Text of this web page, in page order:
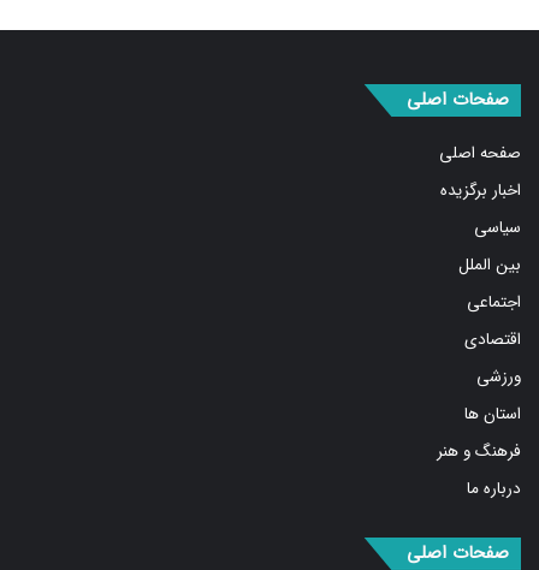
صفحات اصلی
صفحه اصلی
اخبار برگزیده
سیاسی
بین الملل
اجتماعی
اقتصادی
ورزشی
استان ها
فرهنگ و هنر
درباره ما
صفحات اصلی